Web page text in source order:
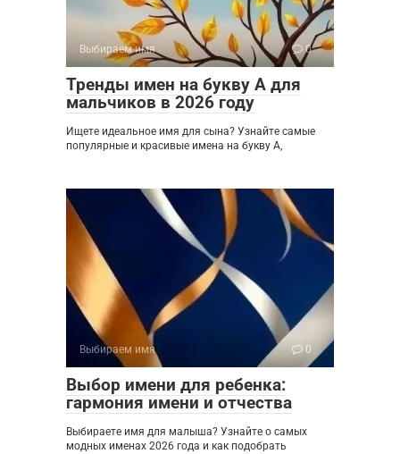
Выбираем имя 0
Тренды имен на букву А для
мальчиков в 2026 году
Ищете идеальное имя для сына? Узнайте самые
популярные и красивые имена на букву А,
Выбираем имя 0
Выбор имени для ребенка:
гармония имени и отчества
Выбираете имя для малыша? Узнайте о самых
модных именах 2026 года и как подобрать